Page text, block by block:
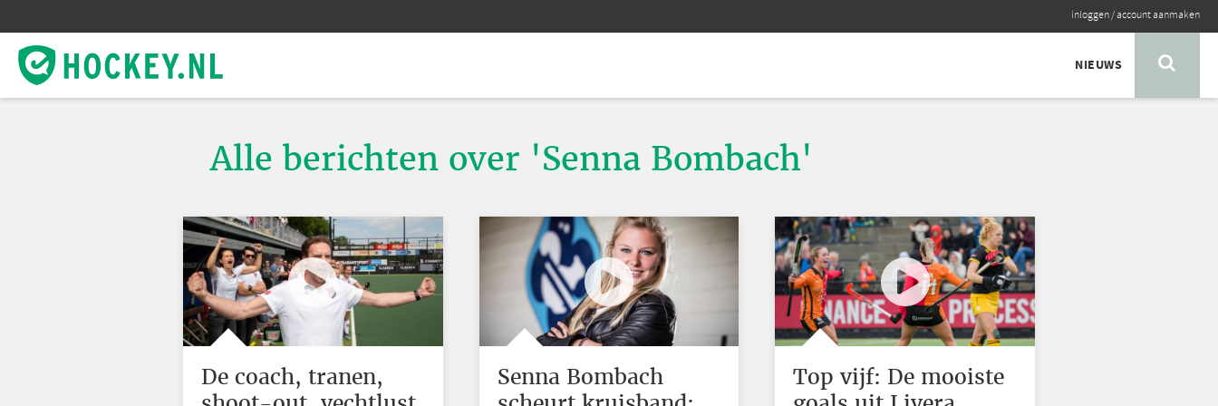
inloggen/account aanmaken
NIEUWS
Alle berichten over 'Senna Bombach'
De coach, tranen,
Senna Bombach
Top vijf: De mooiste